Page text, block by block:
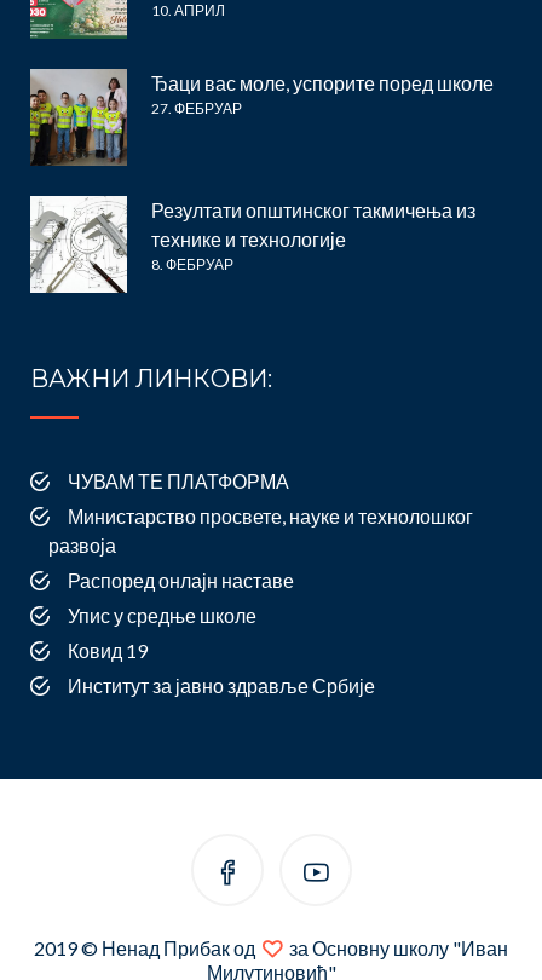
10. АПРИЛ
Ђаци вас моле, успорите поред школе
27. ФЕБРУАР
Резултати општинског такмичења из
технике и технологије
8. ФЕБРУАР
ВАЖНИ ЛИНКОВИ:
ЧУВАМ ТЕ ПЛАТФОРМА
Министарство просвете, науке и технолошког
развоја
Распоред онлајн наставе
Упис у средње школе
Ковид 19
Институт за јавно здравље Србије
2019 © Ненад Прибак од
за Основну школу "Иван
Милутиновић"